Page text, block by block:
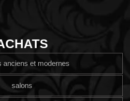
anciens et modernes
salons